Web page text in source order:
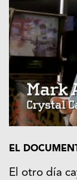
EL
El otro día